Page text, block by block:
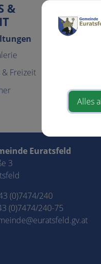
&
Freizeit
⇐
Euratsfeld
3
(0)7474/240
(0)7474/240-75
Alles